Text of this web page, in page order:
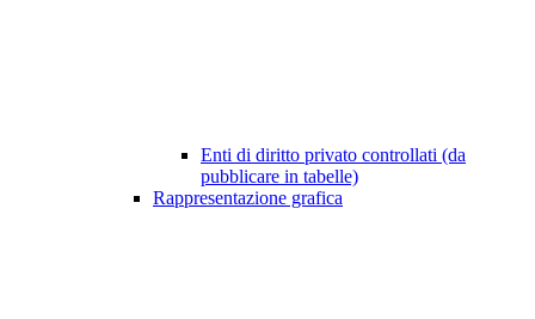
Enti di diritto privato controllati (da
pubblicare in tabelle)
Rappresentazione grafica